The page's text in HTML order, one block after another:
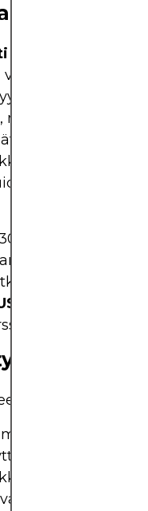
(COT) -
lukien
mielialaa
suurten
itäistä aikaa ja
valikoiman
on sidottu
USD/JPY
(CME).
pääryhmään:
ovat tyypillisesti
futuureja
ne voivat
valuuttariskiä.